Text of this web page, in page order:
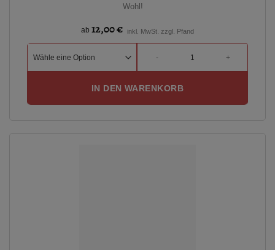
Wohl!
ab 12,00€ inkl. MwSt. zzgl. Pfand
IN DEN WARENKORB